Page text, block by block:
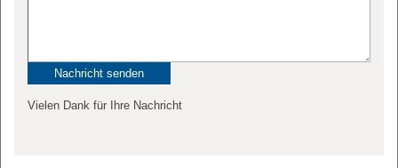
Vielen Dank für Ihre Nachricht